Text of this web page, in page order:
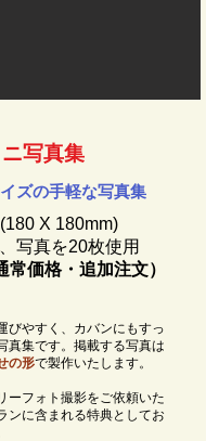
ニ写真集
ズの手軽な写真集
(180 X 180mm)
写真を20枚使用
常価格・追加注文）
びやすく、カバンにもすっ
真集です。掲載する写真は
の形で製作いたします。
ーフォト撮影をご依頼いた
ンに含まれる特典としてお